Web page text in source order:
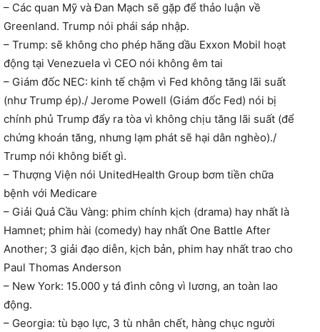
– Các quan Mỹ và Đan Mạch sẽ gặp để thảo luận về
Greenland. Trump nói phái sáp nhập.
– Trump: sẽ không cho phép hãng dầu Exxon Mobil hoạt
động tại Venezuela vì CEO nói không êm tai
– Giám đốc NEC: kinh tế chậm vì Fed không tăng lãi suất
(như Trump ép)./ Jerome Powell (Giám đốc Fed) nói bị
chính phủ Trump đẩy ra tòa vì không chịu tăng lãi suất (để
chứng khoán tăng, nhưng lạm phát sẽ hại dân nghèo)./
Trump nói không biết gì.
– Thượng Viện nói UnitedHealth Group bơm tiền chữa
bệnh với Medicare
– Giải Quả Cầu Vàng: phim chính kịch (drama) hay nhất là
Hamnet; phim hài (comedy) hay nhất One Battle After
Another; 3 giải đạo diễn, kịch bản, phim hay nhất trao cho
Paul Thomas Anderson
– New York: 15.000 y tá đình công vì lương, an toàn lao
động.
– Georgia: tù bạo lực, 3 tù nhân chết, hàng chục người